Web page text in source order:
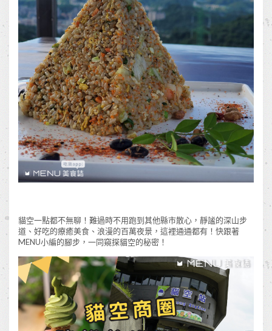
貓空一點都不無聊！難過時不用跑到其他縣市散心，靜謐的深山步
道、好吃的療癒美食、浪漫的百萬夜景，這裡通通都有！快跟著
MENU小編的腳步，一同窺探貓空的秘密！